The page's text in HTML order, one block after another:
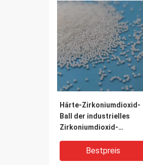
Härte-Zirkoniumdioxid-
Ball der industrielles
Zirkoniumdioxid-
Bestpreis